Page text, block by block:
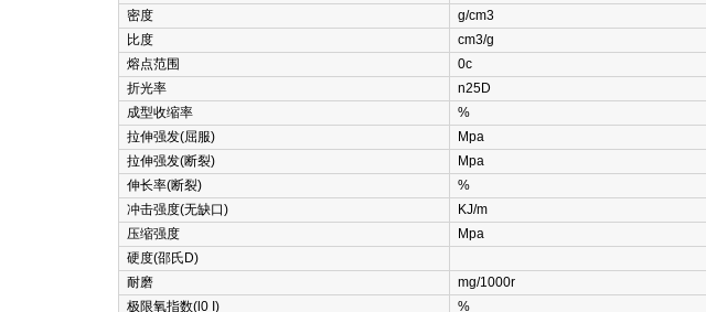
密度
g/cm3
比度
cm3/g
熔点范围
0c
折光率
n25D
成型收缩率
%
拉伸强发(屈服)
Mpa
拉伸强发(断裂)
Mpa
伸长率(断裂)
%
冲击强度(无缺口)
KJ/m
压缩强度
Mpa
硬度(邵氏D)
耐磨
mg/1000r
极限氧指数(l0 I)
%